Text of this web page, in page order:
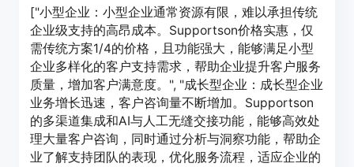
["小型企业：小型企业通常资源有限，难以承担传统
企业级支持的高昂成本。Supportson价格实惠，仅
需传统方案1/4的价格，且功能强大，能够满足小型
企业多样化的客户支持需求，帮助企业提升客户服务
质量，增加客户满意度。", "成长型企业：成长型企业
业务增长迅速，客户咨询量不断增加。Supportson
的多渠道集成和AI与人工无缝交接功能，能够高效处
理大量客户咨询，同时通过分析与洞察功能，帮助企
业了解支持团队的表现，优化服务流程，适应企业的